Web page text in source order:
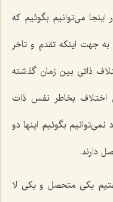
مى‌توانیم بگوئیم كه
جهت اینكه تقدم و تاخر
ذاتىِ بین زمان گذشته
اختلاف بخاطر نفس ذات
بگوئیم اینها دو
دارند.
یكى متحصل و یكى لا